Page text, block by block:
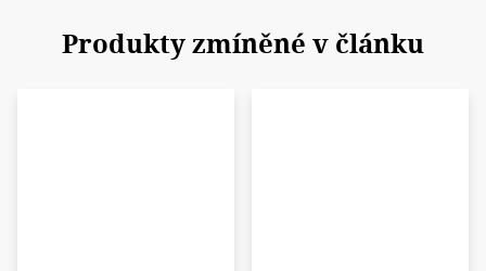
Produkty zmíněné v článku